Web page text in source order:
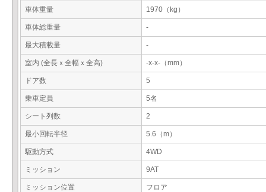
車体重量 1970（kg）
車体総重量 -
最大積載量 -
室内 (全長ｘ全幅ｘ全高) -x-x-（mm）
ドア数 5
乗車定員 5名
シート列数 2
最小回転半径 5.6（m）
駆動方式 4WD
ミッション 9AT
ミッション位置 フロア